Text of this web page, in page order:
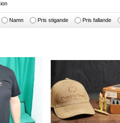
Namn Pris stigande Pris fallande